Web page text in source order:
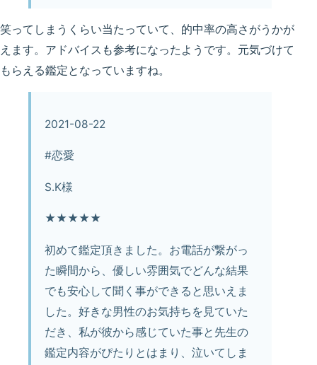
笑ってしまうくらい当たっていて、的中率の高さがうかが
えます。アドバイスも参考になったようです。元気づけて
もらえる鑑定となっていますね。
2021-08-22
#恋愛
S.K様
★★★★★
初めて鑑定頂きました。お電話が繋がっ
た瞬間から、優しい雰囲気でどんな結果
でも安心して聞く事ができると思いえま
した。好きな男性のお気持ちを見ていた
だき、私が彼から感じていた事と先生の
鑑定内容がぴたりとはまり、泣いてしま